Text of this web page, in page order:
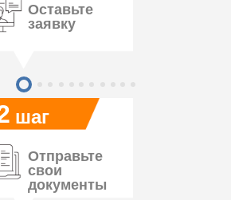
Оставьте
заявку
шаг
Отправьте
свои
документы